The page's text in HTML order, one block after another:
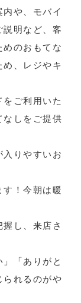
や、モバイ
説明など、客
めのおもてな
め、レジやキ
ご利用いた
なしをご提供
入りやすいお
す！今朝は暖
し、来店さ
「ありがと
られるのがや